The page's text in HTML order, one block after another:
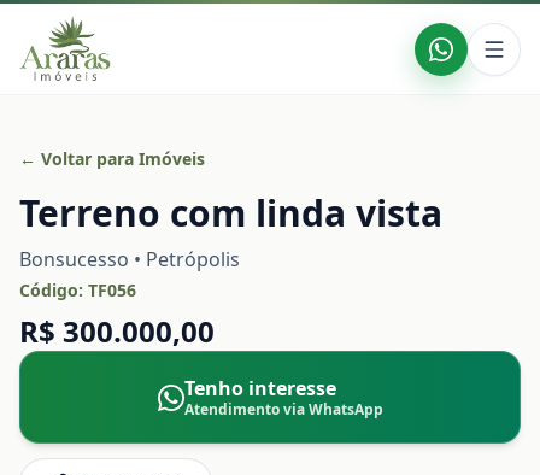
← Voltar para Imóveis
Terreno com linda vista
Bonsucesso • Petrópolis
Código: TF056
R$ 300.000,00
Tenho interesse
Atendimento via WhatsApp